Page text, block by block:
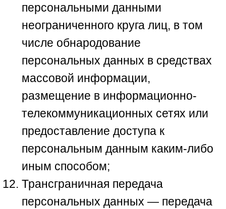
персональными данными
неограниченного круга лиц, в том
числе обнародование
персональных данных в средствах
массовой информации,
размещение в информационно-
телекоммуникационных сетях или
предоставление доступа к
персональным данным каким-либо
иным способом;
Трансграничная передача
персональных данных — передача